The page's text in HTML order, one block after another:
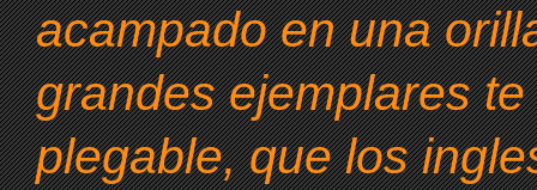
acampado en una
grandes ejemplares
plegable, que los